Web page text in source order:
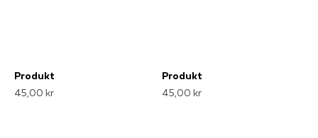
Produkt
45,00 kr
Produkt
45,00 kr